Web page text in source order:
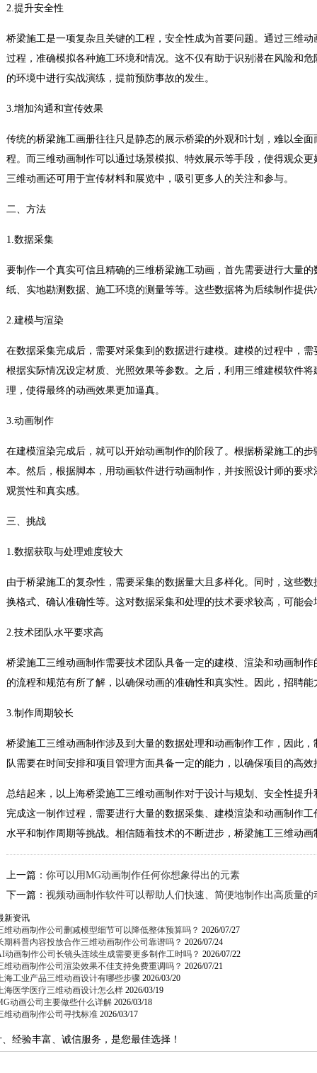
2.提升安全性
桥梁施工是一项复杂且关键的工程，安全性成为首要问题。通过三维
过程，准确模拟各种施工环境和情况。这不仅有助于识别潜在风险和
的环境中进行实战演练，提前预防事故的发生。
3.增加沟通和宣传效果
传统的桥梁施工画册往往只是静态的展示桥梁的外观和计划，难以全
程。而三维动画制作可以通过场景模拟、特效展示等手段，使得观众
三维动画还可用于宣传材料和展览中，吸引更多人的关注和参与。
二、方法
1.数据采集
要制作一个真实可信且精确的三维桥梁施工动画，首先需要进行大量
纸、实地勘测数据、施工环境的测量等等。这些数据将为后续制作提供
2.建模与渲染
在数据采集完成后，需要对采集到的数据进行建模。建模的过程中，
根据实际情况设定材质、光照效果等参数。之后，利用三维建模软件
理，使得最终的动画效果更加逼真。
3.动画制作
在建模渲染完成后，就可以开始动画制作的阶段了。根据桥梁施工的
本。然后，根据脚本，用动画软件进行动画制作，并按照设计师的要
观赏性和真实感。
三、挑战
1.数据获取与处理难度较大
由于桥梁施工的复杂性，需要采集的数据量大且多样化。同时，这些
换格式、确认准确性等。这对数据采集和处理的技术要求较高，可能
2.技术团队水平要求高
桥梁施工三维动画制作需要技术团队具备一定的建模、渲染和动画制
的流程和规范有所了解，以确保动画的准确性和真实性。因此，招聘
3.制作周期较长
桥梁施工三维动画制作涉及到大量的数据处理和动画制作工作，因此
队需要在时间安排和项目管理方面具备一定的能力，以确保项目的高效
总结起来，以上海桥梁施工三维动画制作对于设计与规划、安全性提
完成这一制作过程，需要进行大量的数据采集、建模渲染和动画制作
水平和制作周期等挑战。相信随着技术的不断进步，桥梁施工三维动
上一篇： 你可以用MG动画制作任何你想象得出的元素
下一篇： 视频动画制作软件可以帮助人们快速、简便地制作出高质量的
新资讯
维动画制作公司删减模型细节可以降低整体预算吗？ 2026/07/27
期科普内容投放合作三维动画制作公司靠谱吗？ 2026/07/24
动画制作公司长镜头连续生成需要更多制作工时吗？ 2026/07/22
维动画制作公司渲染效果不佳支持免费重调吗？ 2026/07/21
海工业产品三维动画设计有哪些步骤 2026/03/20
海医学医疗三维动画设计怎么样 2026/03/19
动画公司主要做些什么详解 2026/03/18
维动画制作公司寻找标准 2026/03/17
经验丰富、诚信服务，是您最佳选择！